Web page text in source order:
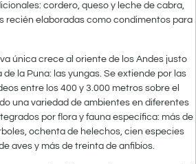
cordero, queso y leche de cabra,
recién elaboradas como condimentos para
única crece al oriente de los Andes justo
la Puna: las yungas. Se extiende por las
entre los 400 y 3.000 metros sobre el
una variedad de ambientes en diferentes
por flora y fauna específica: más de
ochenta de helechos, cien especies
aves y más de treinta de anfibios.